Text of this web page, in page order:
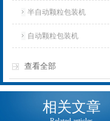
半自动颗粒包装机
自动颗粒包装机
查看全部
相关文章